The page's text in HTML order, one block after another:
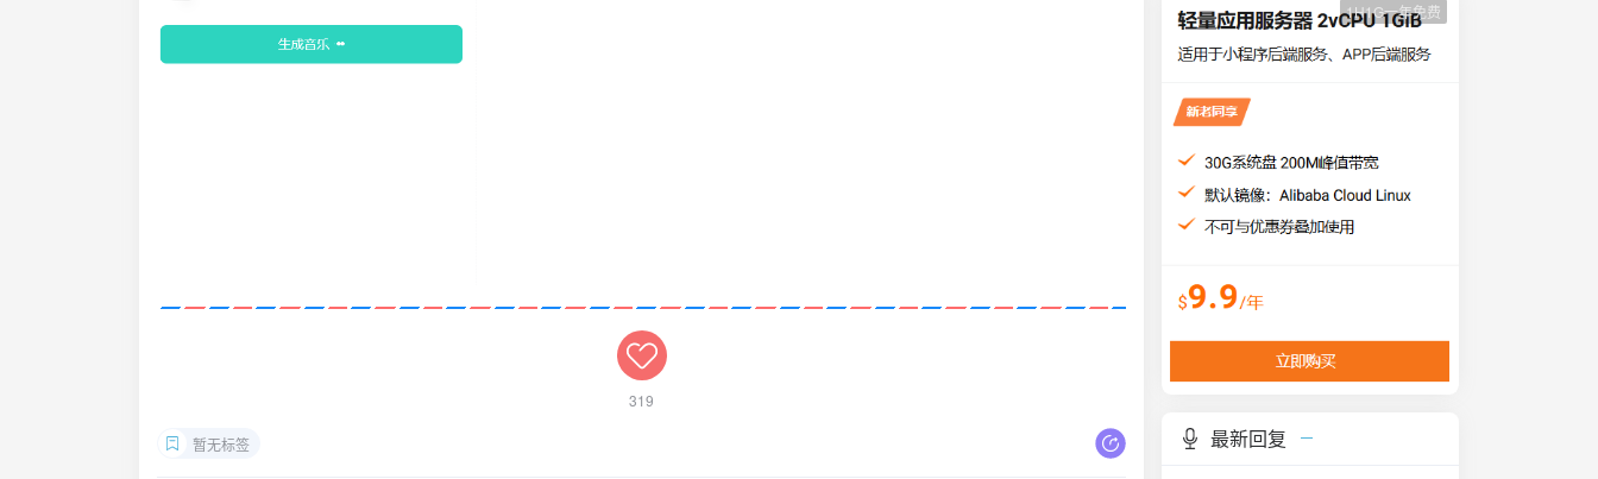
319
暂无标签
1H1G一年免费
最新回复